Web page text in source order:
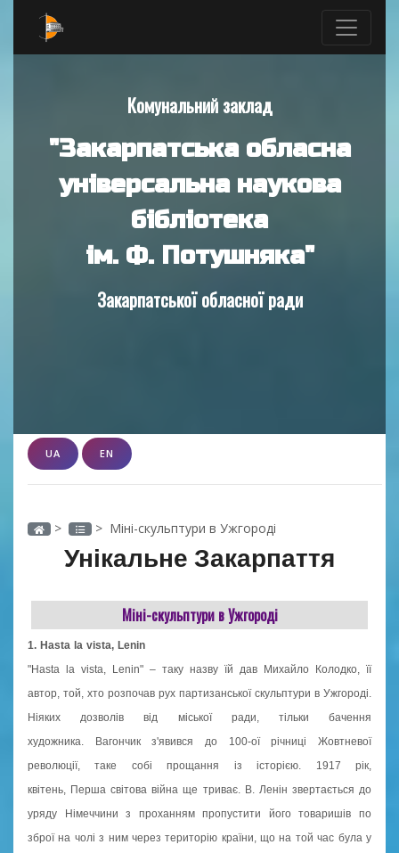
Комунальний заклад
"Закарпатська обласна
універсальна наукова
бібліотека
ім. Ф. Потушняка"
Закарпатської обласної ради
UA EN
> > Міні-скульптури в Ужгороді
Унікальне Закарпаття
Міні-скульптури в Ужгороді
1. Hasta la vista, Lenin
"Hasta la vista, Lenin" – таку назву їй дав Михайло Колодко, її
автор, той, хто розпочав рух партизанської скульптури в Ужгороді.
Ніяких дозволів від міської ради, тільки бачення
художника. Вагончик з'явився до 100-ої річниці Жовтневої
революції, таке собі прощання із історією. 1917 рік,
квітень, Перша світова війна ще триває. В. Ленін звертається до
уряду Німеччини з проханням пропустити його товаришів по
зброї на чолі з ним через територію країни, що на той час була у